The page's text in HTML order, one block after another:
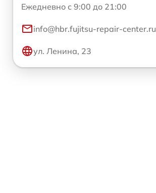
Ежедневно с 9:00 до 21:00
info@hbr.fujitsu-repair-center.ru
ул. Ленина, 23